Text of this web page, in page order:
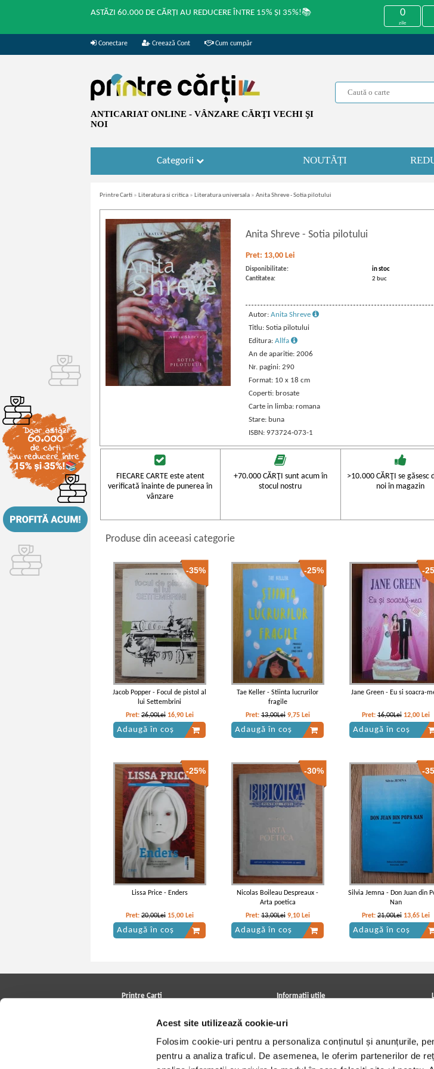
Acest site utilizează cookie-uri
Folosim cookie-uri pentru a personaliza conținutul și anunțurile,
pentru a analiza traficul. De asemenea, le oferim partenerilor de
ASTĂZI 60.000 DE CĂRȚI AU REDUCERE ÎNTRE 15% ȘI 35%!📚 0
zile
Conectare Creează Cont Cum cumpăr
ANTICARIAT ONLINE - VÂNZARE CĂRŢI VECHI ŞI
NOI
Categorii NOUTĂȚI
Printre Carti » Literatura si critica » Literatura universala » Anita Shreve - Sotia pilotului
Anita Shreve - Sotia pilotului
Pret: 13,00 Lei
Disponibilitate:
in stoc
Cantitatea:
2 buc
Autor: Anita Shreve
Titlu: Sotia pilotului
Editura: Allfa
An de aparitie: 2006
Nr. pagini: 290
Format: 10 x 18 cm
Coperti: brosate
Carte in limba: romana
Stare: buna
ISBN: 973724-073-1
FIECARE CARTE este atent
verificată înainte de punerea în
vânzare
+70.000 CĂRŢI sunt acum în
stocul nostru
>10.000 CĂRŢI se găsesc
noi în magazin
Produse din aceeasi categorie
-35%
Jacob Popper - Focul de pistol al
lui Settembrini
Pret: 26,00Lei 16,90 Lei
Adaugă în coș
-25%
Tae Keller - Stiinta lucrurilor
fragile
Pret:13,00Lei 9,75 Lei
Adaugă în coș
-
Jane Green - Eu si soacra-
Pret:16,00Lei 12,00 Lei
Adaugă în coș
-25%
Lissa Price - Enders
Pret: 20,00Lei 15,00 Lei
Adaugă în coș
-30%
Nicolas Boileau Despreaux -
Arta poetica
Pret:13,00Lei 9,10 Lei
Adaugă în coș
-
Silvia Jemna - Don Juan din
Nan
Pret:21,00Lei 13,65 Lei
Adaugă în coș
Printre Carti
Cele mai căutate cărți
Informatii utile
Achizitii viniluri, casete, CD/DVD
Cum cumpar?
Politica de livrare
Retur comenzi